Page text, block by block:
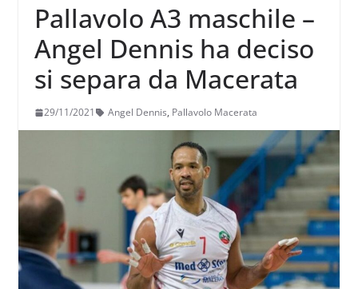
Pallavolo A3 maschile –
Angel Dennis ha deciso
si separa da Macerata
29/11/2021 Angel Dennis, Pallavolo Macerata